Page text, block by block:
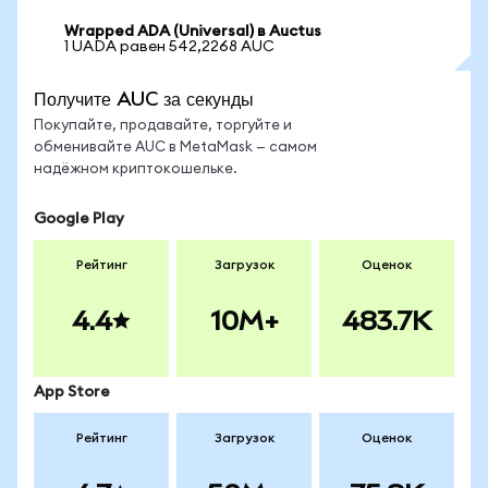
Wrapped ADA (Universal) в Auctus
1 UADA равен 542,2268 AUC
Получите AUC за секунды
Покупайте, продавайте, торгуйте и
обменивайте AUC в MetaMask — самом
надёжном криптокошельке.
Google Play
Рейтинг
4.4
Загрузок
10M+
Оценок
483.7K
App Store
Рейтинг Загрузок Оценок